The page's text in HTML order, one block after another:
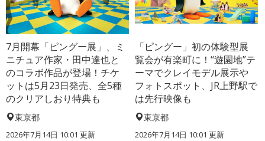
7月開幕「ピングー展」、ミ
ニチュア作家・田中達也と
のコラボ作品が登場！チケ
ットは5月23日発売、全5種
のクリアしおり特典も
東京都
2026年7月14日 10:01 更新
「ピングー」初の体験型展
覧会が有楽町に！“遊園地”テ
ーマでクレイモデル展示や
フォトスポット、JR上野駅で
は先行映像も
東京都
2026年7月14日 10:01 更新